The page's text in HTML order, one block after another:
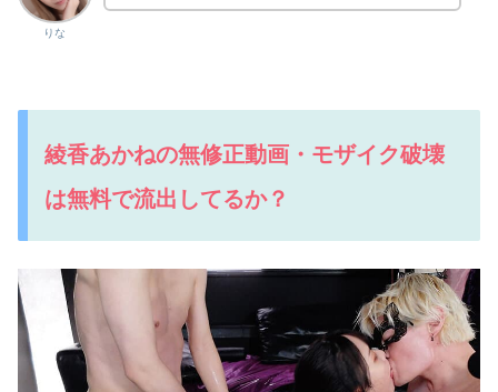
りな
綾香あかねの無修正動画・モザイク破壊
は無料で流出してるか？